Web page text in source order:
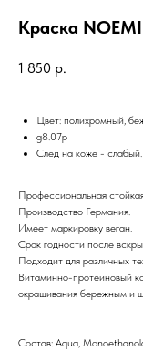
Краска
1 850 р.
Цвет: полихромный,
g8.07p
След на коже - слабый.
Профессиональная
Производство Германия.
Имеет маркировку веган.
Срок годности после
Подходит для различных
Витаминно-протеиновый
окрашивания бережным и
Состав: Aqua,